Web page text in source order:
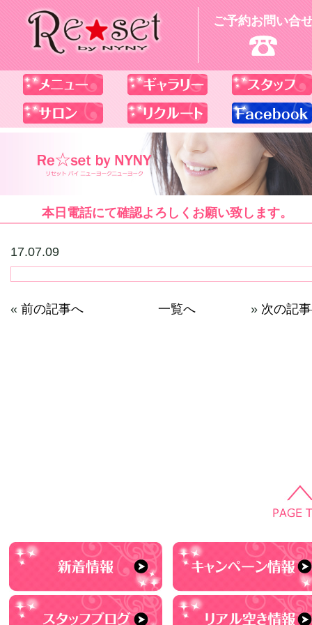
ご予約お問い合
本日電話にて確認よろしくお願い致します。
17.07.09
« 前の記事へ 一覧へ » 次の記